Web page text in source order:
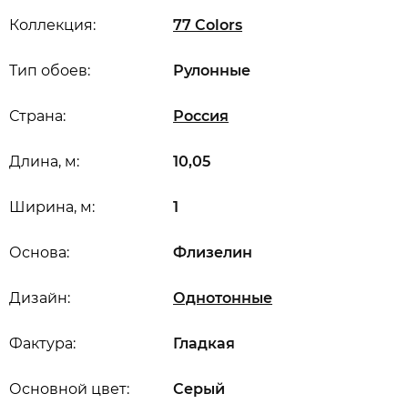
Коллекция: 77 Colors
Длина, м: 10,05
Ширина, м: 1
Основной цвет: Серый
Дизайн: Однотонные
Основа: Флизелин
Страна: Россия
Тип обоев: Рулонные
Фактура: Гладкая